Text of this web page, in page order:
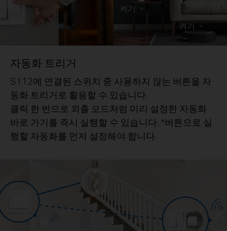
켜기
켜기
자동화 트리거
S112에 연결된 스위치 중 사용하지 않는 버튼을 자
동화 트리거로 활용할 수 있습니다.
클릭 한 번으로 외출 모드처럼 미리 설정한 자동화
바로 가기를 즉시 실행할 수 있습니다. *버튼으로 실
행할 자동화를 먼저 설정해야 합니다.